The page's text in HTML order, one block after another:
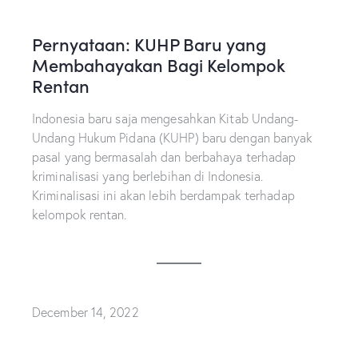
Pernyataan: KUHP Baru yang
Membahayakan Bagi Kelompok
Rentan
Indonesia baru saja mengesahkan Kitab Undang-
Undang Hukum Pidana (KUHP) baru dengan banyak
pasal yang bermasalah dan berbahaya terhadap
kriminalisasi yang berlebihan di Indonesia.
Kriminalisasi ini akan lebih berdampak terhadap
kelompok rentan.
December 14, 2022